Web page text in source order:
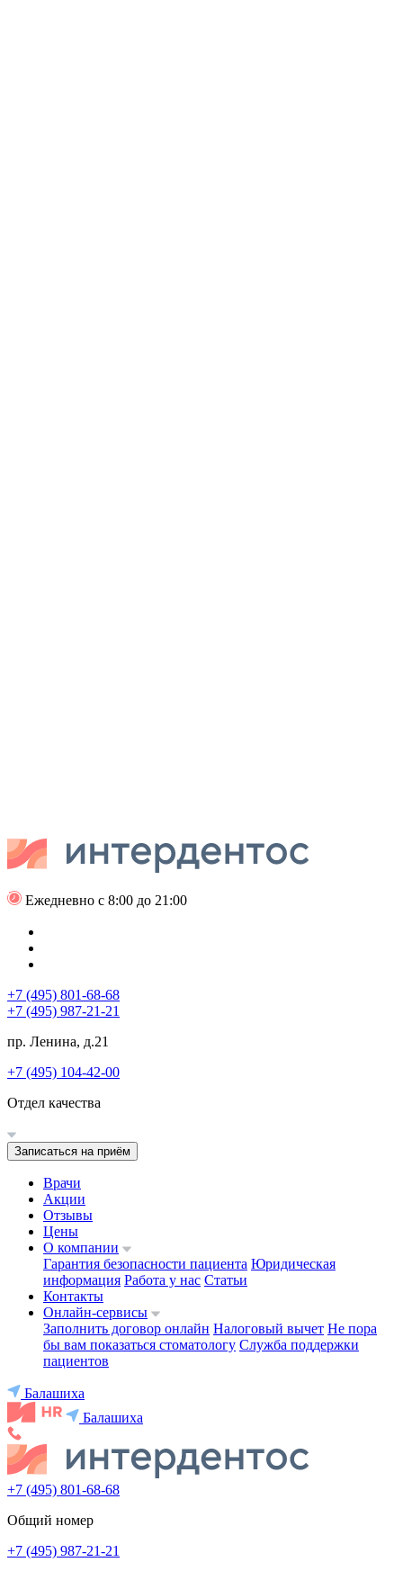
Ежедневно с 8:00 до 21:00
+7 (495) 801-68-68
+7 (495) 987-21-21
пр. Ленина, д.21
+7 (495) 104-42-00
Отдел качества
Записаться на приём
Врачи
Акции
Отзывы
Цены
О компании
Гарантия безопасности пациента Юридическая
информация Работа у нас Статьи
Контакты
Онлайн-сервисы
Заполнить договор онлайн Налоговый вычет Не пора
бы вам показаться стоматологу Служба поддержки
пациентов
Балашиха
Балашиха
+7 (495) 801-68-68
Общий номер
+7 (495) 987-21-21